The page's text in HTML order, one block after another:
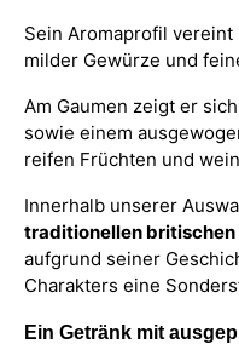
Sein Aromaprofil
milder Gewürze und
Am Gaumen zeigt er
sowie einem
reifen Früchten und
Innerhalb unserer
traditionellen britischen
aufgrund seiner
Charakters eine
Ein Getränk mit